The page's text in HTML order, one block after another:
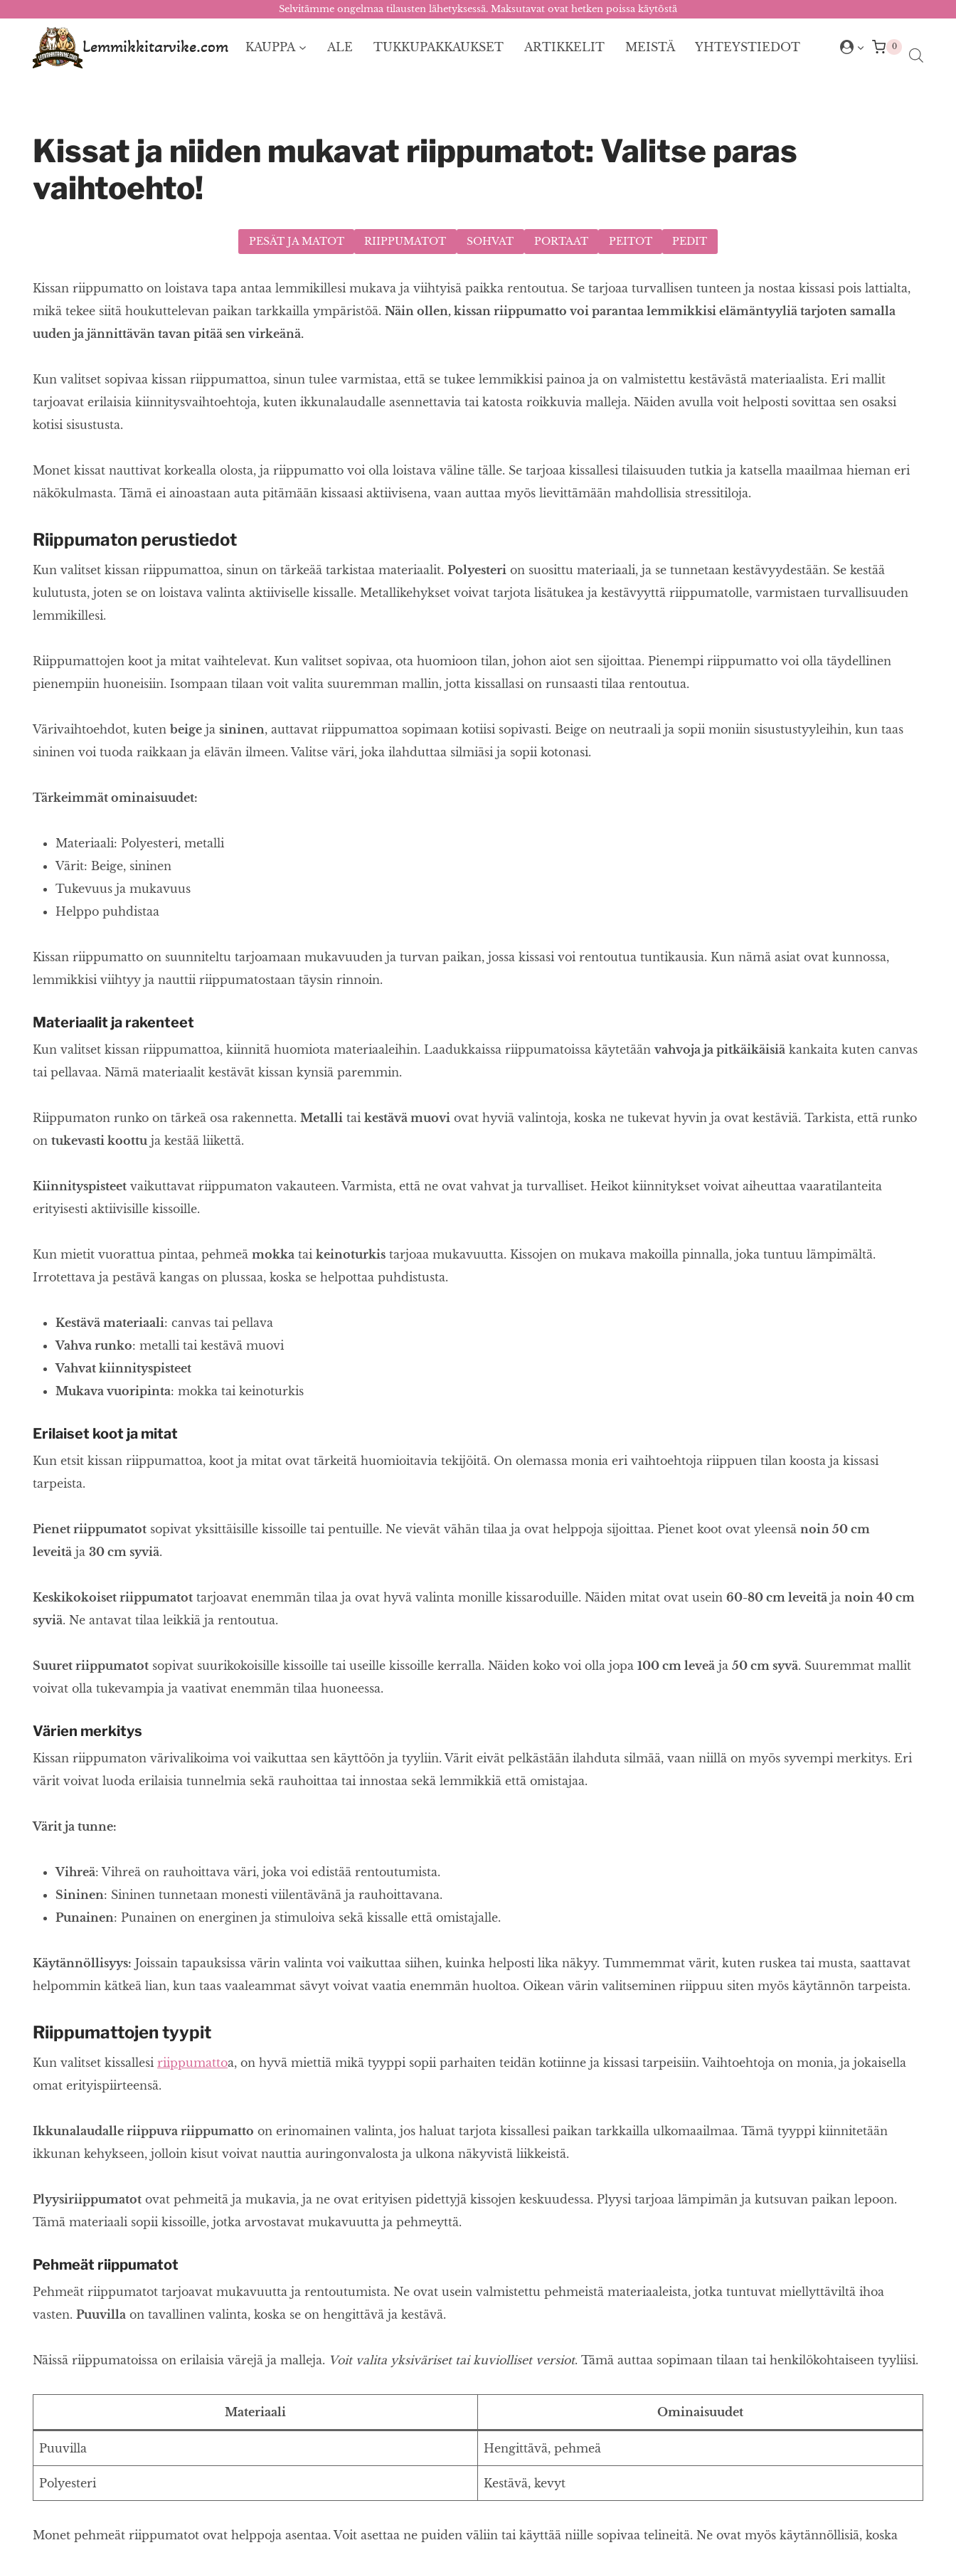
sisältöön
Selvitämme ongelmaa tilausten lähetyksessä. Maksutavat ovat hetken poissa käytöstä
Lemmikkitarvike.com KAUPPA ALE TUKKUPAKKAUKSET ARTIKKELIT MEISTÄ YHTEYSTIEDOT 0
Kissat ja niiden mukavat riippumatot: Valitse paras
vaihtoehto!
PESÄT JA MATOT RIIPPUMATOT SOHVAT PORTAAT PEITOT PEDIT
Kissan riippumatto on loistava tapa antaa lemmikillesi mukava ja viihtyisä paikka rentoutua. Se tarjoaa turvallisen tunteen ja nostaa kissasi pois lattialta,
mikä tekee siitä houkuttelevan paikan tarkkailla ympäristöä. Näin ollen, kissan riippumatto voi parantaa lemmikkisi elämäntyyliä tarjoten samalla
uuden ja jännittävän tavan pitää sen virkeänä.
Kun valitset sopivaa kissan riippumattoa, sinun tulee varmistaa, että se tukee lemmikkisi painoa ja on valmistettu kestävästä materiaalista. Eri mallit
tarjoavat erilaisia kiinnitysvaihtoehtoja, kuten ikkunalaudalle asennettavia tai katosta roikkuvia malleja. Näiden avulla voit helposti sovittaa sen osaksi
kotisi sisustusta.
Monet kissat nauttivat korkealla olosta, ja riippumatto voi olla loistava väline tälle. Se tarjoaa kissallesi tilaisuuden tutkia ja katsella maailmaa hieman eri
näkökulmasta. Tämä ei ainoastaan auta pitämään kissaasi aktiivisena, vaan auttaa myös lievittämään mahdollisia stressitiloja.
Riippumaton perustiedot
Kun valitset kissan riippumattoa, sinun on tärkeää tarkistaa materiaalit. Polyesteri on suosittu materiaali, ja se tunnetaan kestävyydestään. Se kestää
kulutusta, joten se on loistava valinta aktiiviselle kissalle. Metallikehykset voivat tarjota lisätukea ja kestävyyttä riippumatolle, varmistaen turvallisuuden
lemmikillesi.
Riippumattojen koot ja mitat vaihtelevat. Kun valitset sopivaa, ota huomioon tilan, johon aiot sen sijoittaa. Pienempi riippumatto voi olla täydellinen
pienempiin huoneisiin. Isompaan tilaan voit valita suuremman mallin, jotta kissallasi on runsaasti tilaa rentoutua.
Värivaihtoehdot, kuten beige ja sininen, auttavat riippumattoa sopimaan kotiisi sopivasti. Beige on neutraali ja sopii moniin sisustustyyleihin, kun taas
sininen voi tuoda raikkaan ja elävän ilmeen. Valitse väri, joka ilahduttaa silmiäsi ja sopii kotonasi.
Tärkeimmät ominaisuudet:
Materiaali: Polyesteri, metalli
Värit: Beige, sininen
Tukevuus ja mukavuus
Helppo puhdistaa
Kissan riippumatto on suunniteltu tarjoamaan mukavuuden ja turvan paikan, jossa kissasi voi rentoutua tuntikausia. Kun nämä asiat ovat kunnossa,
lemmikkisi viihtyy ja nauttii riippumatostaan täysin rinnoin.
Materiaalit ja rakenteet
Kun valitset kissan riippumattoa, kiinnitä huomiota materiaaleihin. Laadukkaissa riippumatoissa käytetään vahvoja ja pitkäikäisiä kankaita kuten canvas
tai pellavaa. Nämä materiaalit kestävät kissan kynsiä paremmin.
Riippumaton runko on tärkeä osa rakennetta. Metalli tai kestävä muovi ovat hyviä valintoja, koska ne tukevat hyvin ja ovat kestäviä. Tarkista, että runko
on tukevasti koottu ja kestää liikettä.
Kiinnityspisteet vaikuttavat riippumaton vakauteen. Varmista, että ne ovat vahvat ja turvalliset. Heikot kiinnitykset voivat aiheuttaa vaaratilanteita
erityisesti aktiivisille kissoille.
Kun mietit vuorattua pintaa, pehmeä mokka tai keinoturkis tarjoaa mukavuutta. Kissojen on mukava makoilla pinnalla, joka tuntuu lämpimältä.
Irrotettava ja pestävä kangas on plussaa, koska se helpottaa puhdistusta.
Kestävä materiaali: canvas tai pellava
Vahva runko: metalli tai kestävä muovi
Vahvat kiinnityspisteet
Mukava vuoripinta: mokka tai keinoturkis
Erilaiset koot ja mitat
Kun etsit kissan riippumattoa, koot ja mitat ovat tärkeitä huomioitavia tekijöitä. On olemassa monia eri vaihtoehtoja riippuen tilan koosta ja kissasi
tarpeista.
Pienet riippumatot sopivat yksittäisille kissoille tai pentuille. Ne vievät vähän tilaa ja ovat helppoja sijoittaa. Pienet koot ovat yleensä noin 50 cm
leveitä ja 30 cm syviä.
Keskikokoiset riippumatot tarjoavat enemmän tilaa ja ovat hyvä valinta monille kissaroduille. Näiden mitat ovat usein 60-80 cm leveitä ja noin 40 cm
syviä. Ne antavat tilaa leikkiä ja rentoutua.
Suuret riippumatot sopivat suurikokoisille kissoille tai useille kissoille kerralla. Näiden koko voi olla jopa 100 cm leveä ja 50 cm syvä. Suuremmat mallit
voivat olla tukevampia ja vaativat enemmän tilaa huoneessa.
Värien merkitys
Kissan riippumaton värivalikoima voi vaikuttaa sen käyttöön ja tyyliin. Värit eivät pelkästään ilahduta silmää, vaan niillä on myös syvempi merkitys. Eri
värit voivat luoda erilaisia tunnelmia sekä rauhoittaa tai innostaa sekä lemmikkiä että omistajaa.
Värit ja tunne:
Vihreä: Vihreä on rauhoittava väri, joka voi edistää rentoutumista.
Sininen: Sininen tunnetaan monesti viilentävänä ja rauhoittavana.
Punainen: Punainen on energinen ja stimuloiva sekä kissalle että omistajalle.
Käytännöllisyys: Joissain tapauksissa värin valinta voi vaikuttaa siihen, kuinka helposti lika näkyy. Tummemmat värit, kuten ruskea tai musta, saattavat
helpommin kätkeä lian, kun taas vaaleammat sävyt voivat vaatia enemmän huoltoa. Oikean värin valitseminen riippuu siten myös käytännön tarpeista.
Riippumattojen tyypit
Kun valitset kissallesi riippumattoa, on hyvä miettiä mikä tyyppi sopii parhaiten teidän kotiinne ja kissasi tarpeisiin. Vaihtoehtoja on monia, ja jokaisella
omat erityispiirteensä.
Ikkunalaudalle riippuva riippumatto on erinomainen valinta, jos haluat tarjota kissallesi paikan tarkkailla ulkomaailmaa. Tämä tyyppi kiinnitetään
ikkunan kehykseen, jolloin kisut voivat nauttia auringonvalosta ja ulkona näkyvistä liikkeistä.
Plyysiriippumatot ovat pehmeitä ja mukavia, ja ne ovat erityisen pidettyjä kissojen keskuudessa. Plyysi tarjoaa lämpimän ja kutsuvan paikan lepoon.
Tämä materiaali sopii kissoille, jotka arvostavat mukavuutta ja pehmeyttä.
Pehmeät riippumatot
Pehmeät riippumatot tarjoavat mukavuutta ja rentoutumista. Ne ovat usein valmistettu pehmeistä materiaaleista, jotka tuntuvat miellyttäviltä ihoa
vasten. Puuvilla on tavallinen valinta, koska se on hengittävä ja kestävä.
Näissä riippumatoissa on erilaisia värejä ja malleja. Voit valita yksiväriset tai kuviolliset versiot. Tämä auttaa sopimaan tilaan tai henkilökohtaiseen tyyliisi.
Materiaali Ominaisuudet
Puuvilla Hengittävä, pehmeä
Polyesteri Kestävä, kevyt
Monet pehmeät riippumatot ovat helppoja asentaa. Voit asettaa ne puiden väliin tai käyttää niille sopivaa telineitä. Ne ovat myös käytännöllisiä, koska